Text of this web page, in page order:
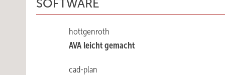
SOFTWARE
hottgenroth
AVA leicht gemacht
cad-plan